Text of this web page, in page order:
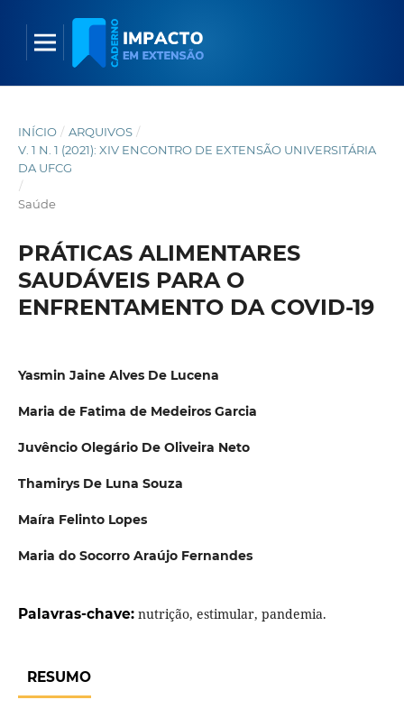
INÍCIO / ARQUIVOS /
V. 1 N. 1 (2021): XIV ENCONTRO DE EXTENSÃO UNIVERSITÁRIA
DA UFCG
/
Saúde
PRÁTICAS ALIMENTARES
SAUDÁVEIS PARA O
ENFRENTAMENTO DA COVID-19
Yasmin Jaine Alves De Lucena
Maria de Fatima de Medeiros Garcia
Juvêncio Olegário De Oliveira Neto
Thamirys De Luna Souza
Maíra Felinto Lopes
Maria do Socorro Araújo Fernandes
Palavras-chave: nutrição, estimular, pandemia.
RESUMO